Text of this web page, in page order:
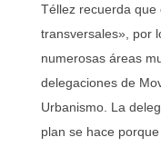
Téllez recuerda
transversales», por
numerosas áreas
delegaciones de
Urbanismo. La
plan se hace